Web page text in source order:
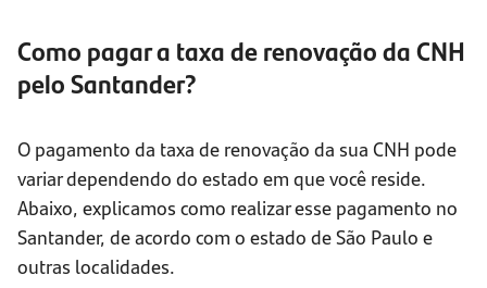
Como pagar a taxa de renovação da CNH
pelo Santander?
O pagamento da taxa de renovação da sua CNH pode
variar dependendo do estado em que você reside.
Abaixo, explicamos como realizar esse pagamento no
Santander, de acordo com o estado de São Paulo e
outras localidades.